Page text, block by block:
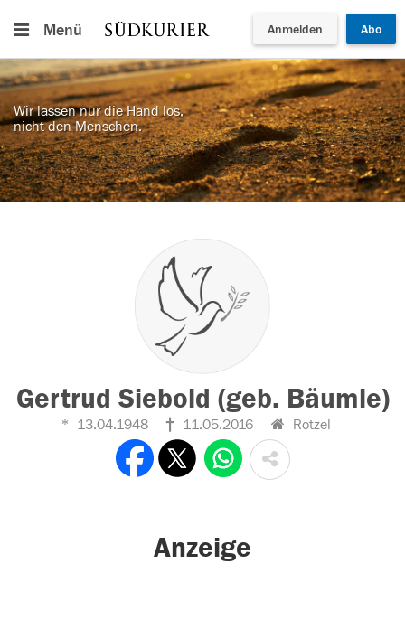
Menü Anmelden Abo
Wir lassen nur die Hand los,
nicht den Menschen.
Gertrud Siebold (geb. Bäumle)
13.04.1948 11.05.2016 Rotzel
Anzeige